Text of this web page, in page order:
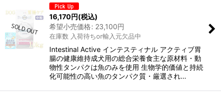
16,170円(税込)
希望小売価格: 23,100円
在庫数 入荷待ちor輸入元欠品中
Intestinal Active インテスティナル アクティブ胃
腸の健康維持成犬用の総合栄養食主な原材料・動
物性タンパクは魚のみを使用 生物学的価値と持続
化可能性の高い魚のタンパク質・厳選され…